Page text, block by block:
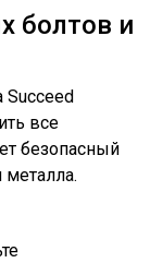
болтов и
Succeed
все
безопасный